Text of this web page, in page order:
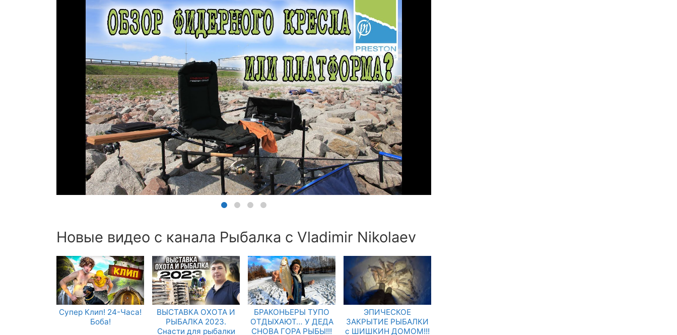
Новые видео с канала Рыбалка с Vladimir Nikolaev
Супер Клип! 24-Часа!
Боба!
ВЫСТАВКА ОХОТА И
РЫБАЛКА 2023.
Снасти для рыбалки
БРАКОНЬЕРЫ ТУПО
ОТДЫХАЮТ… У ДЕДА
СНОВА ГОРА РЫБЫ!!!
ЭПИЧЕСКОЕ
ЗАКРЫТИЕ РЫБАЛКИ
с ШИШКИН ДОМОМ!!!